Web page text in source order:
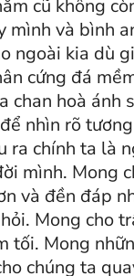
cũ không
mình và bình
ngoài kia dù
cứng đá
chan hoà ánh
nhìn rõ
ra chính ta là
mình. Mong
và đền đáp
Mong cho
tối. Mong
chúng ta